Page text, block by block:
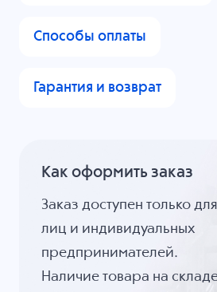
Способы оплаты
Гарантия и возврат
Как оформить заказ
Заказ доступен только
лиц и индивидуальных
предпринимателей.
Наличие товара на